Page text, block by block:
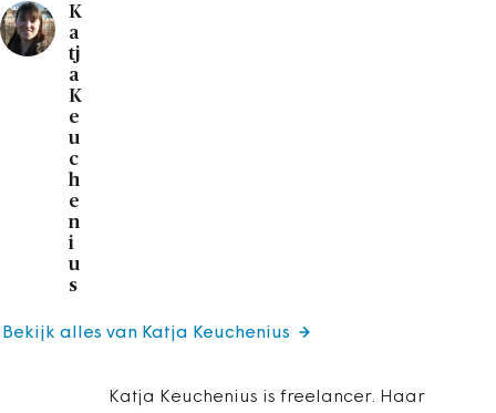
K
a
tj
a
K
e
u
c
h
e
n
i
u
s
Katja Keuchenius is freelancer. Haar
Bekijk alles van Katja Keuchenius